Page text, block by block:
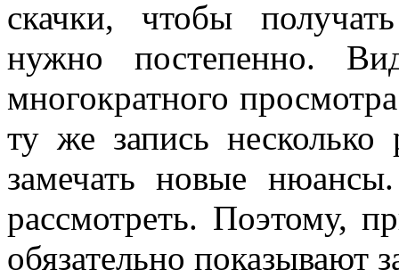
скачки, чтобы
нужно постепенно.
многократного
ту же запись
замечать новые
рассмотреть. Поэтому,
обязательно показывают